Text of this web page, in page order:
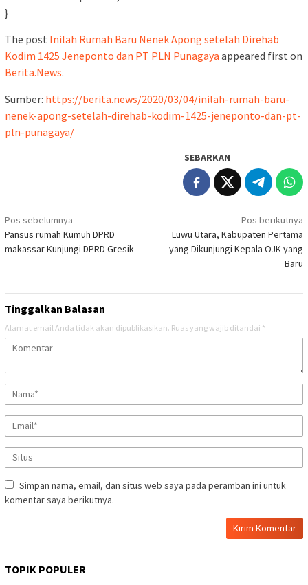
}
The post Inilah Rumah Baru Nenek Apong setelah Direhab
Kodim 1425 Jeneponto dan PT PLN Punagaya appeared first on
Berita.News.
Sumber: https://berita.news/2020/03/04/inilah-rumah-baru-
nenek-apong-setelah-direhab-kodim-1425-jeneponto-dan-pt-
pln-punagaya/
SEBARKAN
Navigasi
pos
Pos sebelumnya
Pansus rumah Kumuh DPRD
makassar Kunjungi DPRD Gresik
Pos berikutnya
Luwu Utara, Kabupaten Pertama
yang Dikunjungi Kepala OJK yang
Baru
Tinggalkan Balasan
Alamat email Anda tidak akan dipublikasikan. Ruas yang wajib ditandai *
Simpan nama, email, dan situs web saya pada peramban ini untuk
komentar saya berikutnya.
TOPIK POPULER